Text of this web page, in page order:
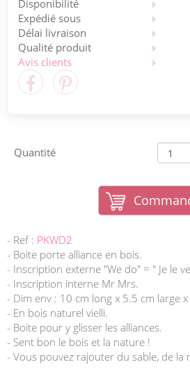
Disponibilité
Expédié sous
Délai livraison
Qualité produit
Avis clients
Quantité
- Ref : PKWD2
- Boite porte alliance en bois.
- Inscription externe "We do" = " Je le
- Inscription interne Mr Mrs.
- Dim env : 10 cm long x 5.5 cm large
- En bois naturel vielli.
- Boite pour y glisser les alliances.
- Sent bon le bois et la nature !
- Vous pouvez rajouter du sable, de la